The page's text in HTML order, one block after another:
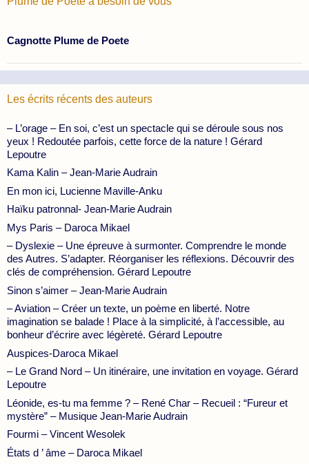
Cagnotte Plume de Poete
Les écrits récents des auteurs
– L’orage – En soi, c’est un spectacle qui se déroule sous nos
yeux ! Redoutée parfois, cette force de la nature ! Gérard
Lepoutre
Kama Kalin – Jean-Marie Audrain
En mon ici, Lucienne Maville-Anku
Haïku patronnal- Jean-Marie Audrain
Mys Paris – Daroca Mikael
– Dyslexie – Une épreuve à surmonter. Comprendre le monde
des Autres. S’adapter. Réorganiser les réflexions. Découvrir des
clés de compréhension. Gérard Lepoutre
Sinon s’aimer – Jean-Marie Audrain
– Aviation – Créer un texte, un poème en liberté. Notre
imagination se balade ! Place à la simplicité, à l’accessible, au
bonheur d’écrire avec légèreté. Gérard Lepoutre
Auspices-Daroca Mikael
– Le Grand Nord – Un itinéraire, une invitation en voyage. Gérard
Lepoutre
Léonide, es-tu ma femme ? – René Char – Recueil : “Fureur et
mystère” – Musique Jean-Marie Audrain
Fourmi – Vincent Wesolek
États d ’ âme – Daroca Mikael